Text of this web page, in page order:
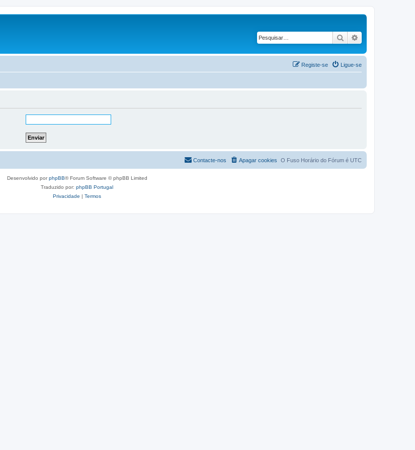
Pesquisar
Ligue-se
Registe-se
O Fuso Horário do Fórum é UTC
Apagar cookies
Contacte-nos
Desenvolvido porphpBB® Forum Software © phpBB Limited
Traduzido por: phpBB Portugal
Privacidade | Termos